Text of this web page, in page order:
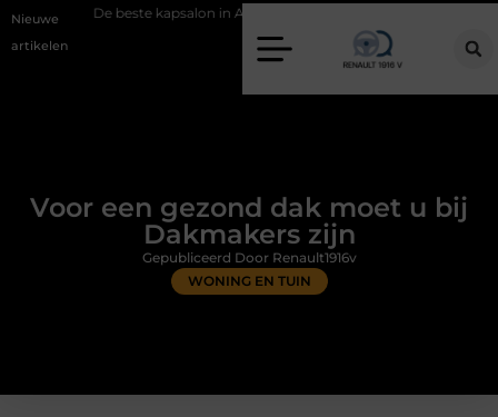
Nieuwe
artikelen
kapsalon in Arnhem: meer dan alleen een knipbeurt
Voor een gezond dak moet u bij
Dakmakers zijn
WONING EN TUIN
Gepubliceerd Door Renault1916v